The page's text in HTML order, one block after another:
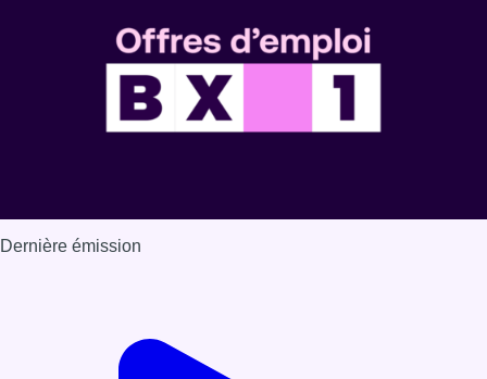
Dernière émission